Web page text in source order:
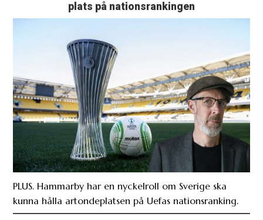
plats på nationsrankingen
PLUS. Hammarby har en nyckelroll om Sverige ska
kunna hålla artondeplatsen på Uefas nationsranking.